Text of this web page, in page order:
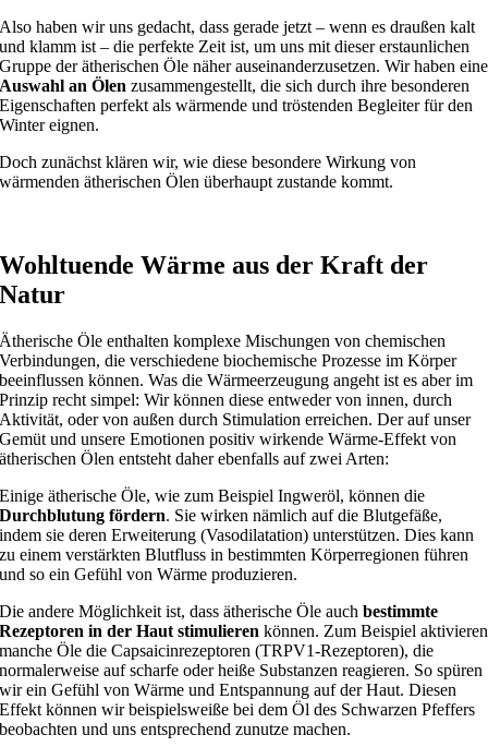
Also haben wir uns gedacht, dass gerade jetzt – wenn es draußen kalt
und klamm ist – die perfekte Zeit ist, um uns mit dieser erstaunlichen
Gruppe der ätherischen Öle näher auseinanderzusetzen. Wir haben eine
Auswahl an Ölen zusammengestellt, die sich durch ihre besonderen
Eigenschaften perfekt als wärmende und tröstenden Begleiter für den
Winter eignen.
Doch zunächst klären wir, wie diese besondere Wirkung von
wärmenden ätherischen Ölen überhaupt zustande kommt.
Wohltuende Wärme aus der Kraft der
Natur
Ätherische Öle enthalten komplexe Mischungen von chemischen
Verbindungen, die verschiedene biochemische Prozesse im Körper
beeinflussen können. Was die Wärmeerzeugung angeht ist es aber im
Prinzip recht simpel: Wir können diese entweder von innen, durch
Aktivität, oder von außen durch Stimulation erreichen. Der auf unser
Gemüt und unsere Emotionen positiv wirkende Wärme-Effekt von
ätherischen Ölen entsteht daher ebenfalls auf zwei Arten:
Einige ätherische Öle, wie zum Beispiel Ingweröl, können die
Durchblutung fördern. Sie wirken nämlich auf die Blutgefäße,
indem sie deren Erweiterung (Vasodilatation) unterstützen. Dies kann
zu einem verstärkten Blutfluss in bestimmten Körperregionen führen
und so ein Gefühl von Wärme produzieren.
Die andere Möglichkeit ist, dass ätherische Öle auchbestimmte
Rezeptoren in der Haut stimulieren können. Zum Beispiel aktivieren
manche Öle die Capsaicinrezeptoren (TRPV1-Rezeptoren), die
normalerweise auf scharfe oder heiße Substanzen reagieren. So spüren
wir ein Gefühl von Wärme und Entspannung auf der Haut. Diesen
Effekt können wir beispielsweiße bei dem Öl des Schwarzen Pfeffers
beobachten und uns entsprechend zunutze machen.